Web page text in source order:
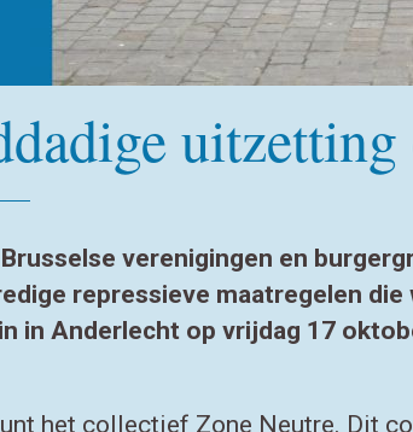
verenigingen en
repressieve maatregelen
in Anderlecht op vrijdag 17
het collectief Zone Neutre. Dit